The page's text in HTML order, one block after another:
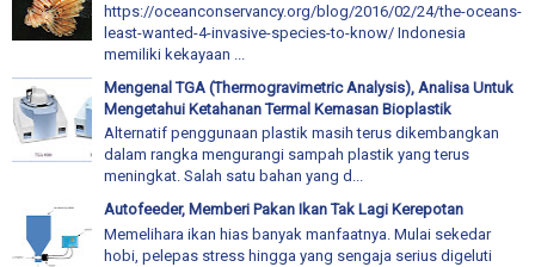
https://oceanconservancy.org/blog/2016/02/24/the-oceans-
least-wanted-4-invasive-species-to-know/ Indonesia
memiliki kekayaan ...
Mengenal TGA (Thermogravimetric Analysis), Analisa Untuk
Mengetahui Ketahanan Termal Kemasan Bioplastik
Alternatif penggunaan plastik masih terus dikembangkan
dalam rangka mengurangi sampah plastik yang terus
meningkat. Salah satu bahan yang d...
Autofeeder, Memberi Pakan Ikan Tak Lagi Kerepotan
Memelihara ikan hias banyak manfaatnya. Mulai sekedar
hobi, pelepas stress hingga yang sengaja serius digeluti